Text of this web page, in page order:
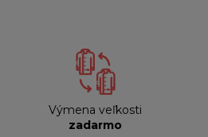
Výmena veľkosti
zadarmo